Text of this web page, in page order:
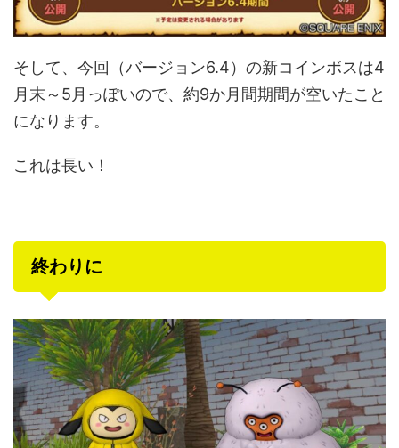
そして、今回（バージョン6.4）の新コインボスは4
月末～5月っぽいので、約9か月間期間が空いたこと
になります。
これは長い！
終わりに